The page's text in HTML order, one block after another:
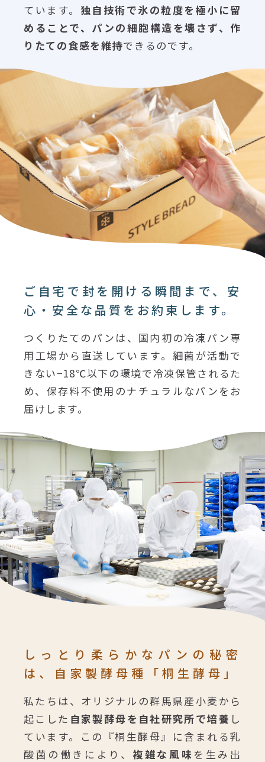
ています。 独自技術で氷の粒度を極小に留
めることで、パンの細胞構造を壊さず、作
りたての食感を維持できるのです。
ご自宅で封を開ける瞬間まで、安
心・安全な品質をお約束します。
つくりたてのパンは、国内初の冷凍パン専
用工場から直送しています。細菌が活動で
きない−18℃以下の環境で冷凍保管されるた
め、保存料不使用のナチュラルなパンをお
届けします。
しっとり柔らかなパンの秘密
は、
自家製酵母種「桐生酵母」
私たちは、オリジナルの群馬県産小麦から
起こした 自家製酵母を自社研究所で培養 し
ています。この『桐生酵母』に含まれる乳
酸菌の働きにより、 複雑な風味 を生み出